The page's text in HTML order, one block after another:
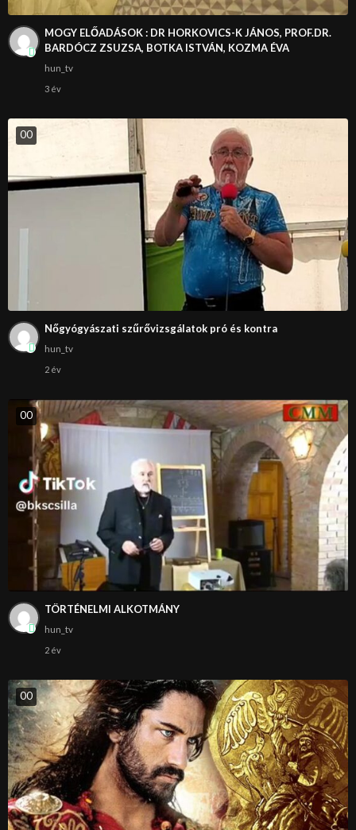
MOGY ELŐADÁSOK : DR HORKOVICS-K JÁNOS, PROF.DR.
BARDÓCZ ZSUZSA, BOTKA ISTVÁN, KOZMA ÉVA
hun_tv
3 év
00
Nőgyógyászati szűrővizsgálatok pró és kontra
hun_tv
2 év
00
TÖRTÉNELMI ALKOTMÁNY
hun_tv
2 év
00